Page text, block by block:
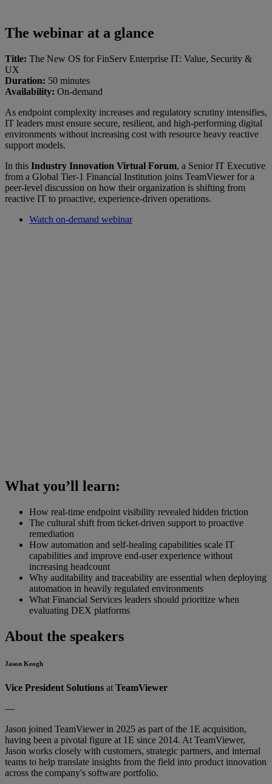
The webinar at a glance
Title: The New OS for FinServ Enterprise IT: Value, Security &
UX
Duration: 50 minutes
Availability: On-demand
As endpoint complexity increases and regulatory scrutiny intensifies,
IT leaders must ensure secure, resilient, and high-performing digital
environments without increasing cost with resource heavy reactive
support models.
In this Industry Innovation Virtual Forum, a Senior IT Executive
from a Global Tier-1 Financial Institution joins TeamViewer for a
peer-level discussion on how their organization is shifting from
reactive IT to proactive, experience-driven operations.
Watch on-demand webinar
What you’ll learn:
How real-time endpoint visibility revealed hidden friction
The cultural shift from ticket-driven support to proactive
remediation
How automation and self-healing capabilities scale IT
capabilities and improve end-user experience without
increasing headcount
Why auditability and traceability are essential when deploying
automation in heavily regulated environments
What Financial Services leaders should prioritize when
evaluating DEX platforms
About the speakers
Jason Keogh
Vice President Solutions at TeamViewer
—
Jason joined TeamViewer in 2025 as part of the 1E acquisition,
having been a pivotal figure at 1E since 2014. At TeamViewer,
Jason works closely with customers, strategic partners, and internal
teams to help translate insights from the field into product innovation
across the company's software portfolio.